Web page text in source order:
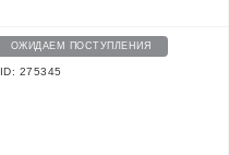
ОЖИДАЕМ ПОСТУПЛЕНИЯ
ID: 275345